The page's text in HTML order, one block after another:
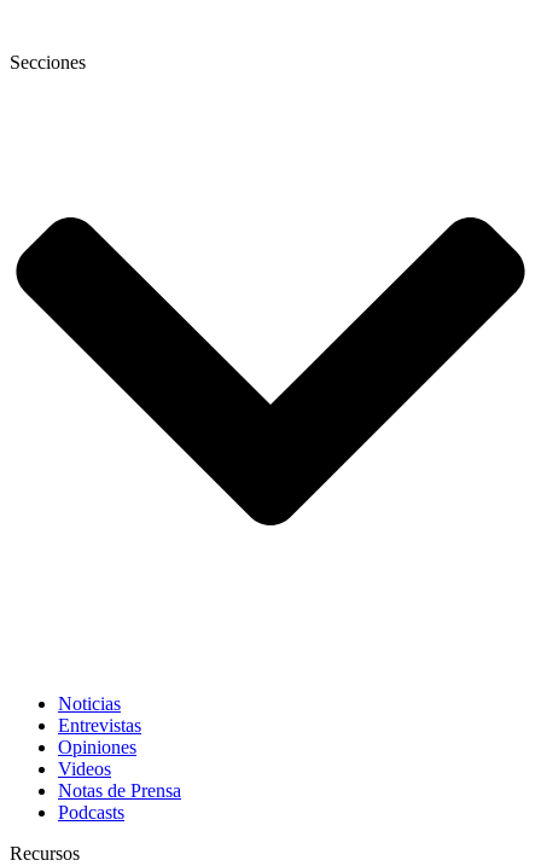
Secciones
Noticias
Entrevistas
Opiniones
Videos
Notas de Prensa
Podcasts
Recursos